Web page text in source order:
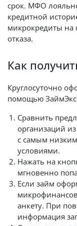
срок. МФО
кредитной
микрокредиты на
отказа.
Как
Круглосуточно
помощью
Сравнить
организаций
с самым
условиями.
Нажать на
мгновенно
Если займ
анкету. При
информация